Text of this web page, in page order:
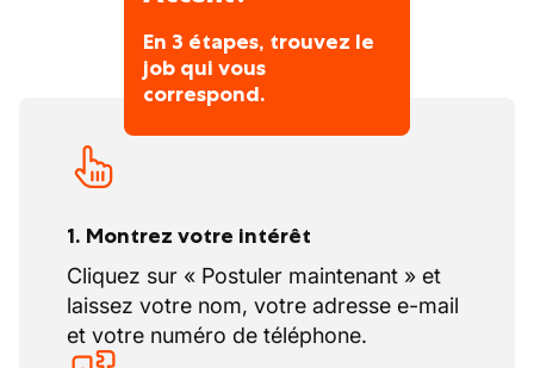
En 3 étapes, trouvez le
job qui vous
correspond.
1. Montrez votre intérêt
Cliquez sur « Postuler maintenant » et
laissez votre nom, votre adresse e-mail
et votre numéro de téléphone.